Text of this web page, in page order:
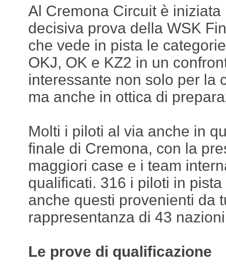
Al Cremona Circuit è
decisiva prova della WSK
che vede in pista le
OKJ, OK e KZ2 in un
interessante non solo per la
ma anche in ottica di
Molti i piloti al via anche in
finale di Cremona, con la
maggiori case e i team
qualificati. 316 i piloti in
anche questi provenienti da
rappresentanza di 43
Le prove di qualificazione